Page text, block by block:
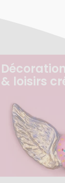
Décoration
& loisirs